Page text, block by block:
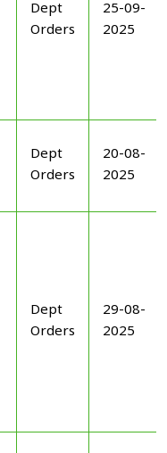
Dept
Orders
25-09-
2025
Dept
Orders
20-08-
2025
Dept
Orders
29-08-
2025